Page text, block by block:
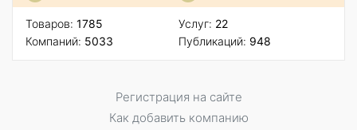
Товаров: 1785
Компаний: 5033
Услуг: 22
Публикаций: 948
Регистрация на сайте
Как добавить компанию